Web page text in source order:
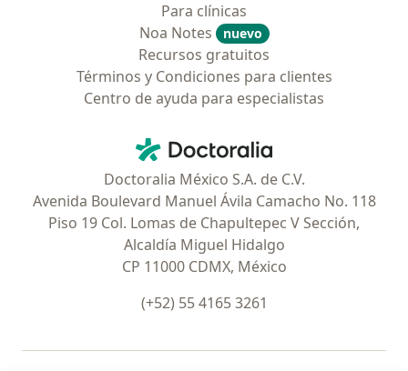
Para clínicas
Noa Notes
nuevo
Recursos gratuitos
Términos y Condiciones para clientes
Centro de ayuda para especialistas
Doctoralia - Página de inicio
Doctoralia México S.A. de C.V.
Avenida Boulevard Manuel Ávila Camacho No. 118
Piso 19 Col. Lomas de Chapultepec V Sección,
Alcaldía Miguel Hidalgo
CP 11000 CDMX, México
(+52) 55 4165 3261